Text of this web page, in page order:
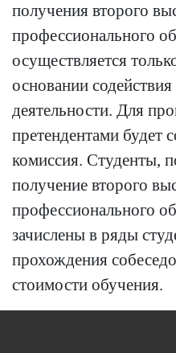
получения второго
профессионального
осуществляется
основании
деятельности. Для
претендентами будет
комиссия. Студенты,
получение второго
профессионального
зачислены в ряды
прохождения
стоимости обучения.